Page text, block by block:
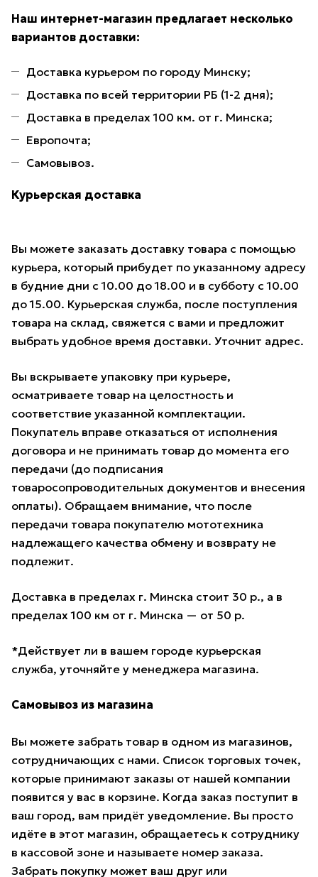
Наш интернет-магазин предлагает несколько
вариантов доставки:
Доставка курьером по городу Минску;
Доставка по всей территории РБ (1-2 дня);
Доставка в пределах 100 км. от г. Минска;
Европочта;
Самовывоз.
Курьерская доставка
Вы можете заказать доставку товара с помощью
курьера, который прибудет по указанному адресу
в будние дни с 10.00 до 18.00 и в субботу с 10.00
до 15.00. Курьерская служба, после поступления
товара на склад, свяжется с вами и предложит
выбрать удобное время доставки. Уточнит адрес.
Вы вскрываете упаковку при курьере,
осматриваете товар на целостность и
соответствие указанной комплектации.
Покупатель вправе отказаться от исполнения
договора и не принимать товар до момента его
передачи (до подписания
товаросопроводительных документов и внесения
оплаты). Обращаем внимание, что после
передачи товара покупателю мототехника
надлежащего качества обмену и возврату не
подлежит.
Доставка в пределах г. Минска стоит 30 р., а в
пределах 100 км от г. Минска — от 50 р.
*Действует ли в вашем городе курьерская
служба, уточняйте у менеджера магазина.
Самовывоз из магазина
Вы можете забрать товар в одном из магазинов,
сотрудничающих с нами. Список торговых точек,
которые принимают заказы от нашей компании
появится у вас в корзине. Когда заказ поступит в
ваш город, вам придёт уведомление. Вы просто
идёте в этот магазин, обращаетесь к сотруднику
в кассовой зоне и называете номер заказа.
Забрать покупку может ваш друг или